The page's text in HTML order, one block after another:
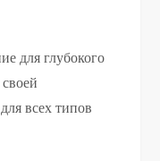
для глубокого
всех типов